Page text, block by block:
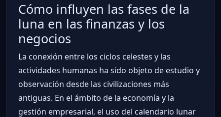
Cómo influyen las fases de la
luna en las finanzas y los
negocios
La conexión entre los ciclos celestes y las
actividades humanas ha sido objeto de estudio y
observación desde las civilizaciones más
antiguas. En el ámbito de la economía y la
gestión empresarial, el uso del calendario lunar